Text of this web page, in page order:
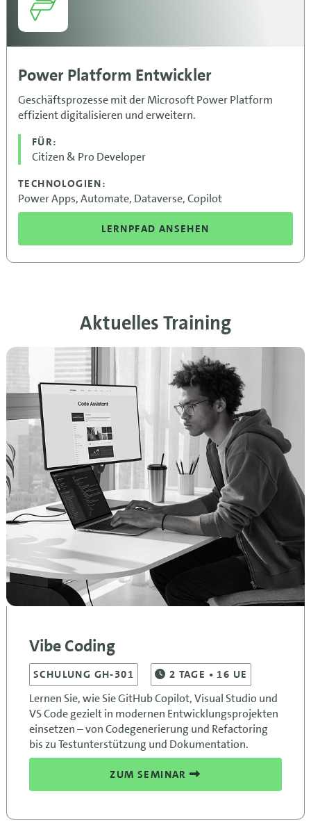
Power Platform Entwickler
Geschäftsprozesse mit der Microsoft Power Platform
effizient digitalisieren und erweitern.
FÜR:
Citizen & Pro Developer
TECHNOLOGIEN:
Power Apps, Automate, Dataverse, Copilot
LERNPFAD ANSEHEN
Aktuelles Training
Vibe Coding
SCHULUNG GH-301 2 TAGE • 16 UE
Lernen Sie, wie Sie GitHub Copilot, Visual Studio und
VS Code gezielt in modernen Entwicklungsprojekten
einsetzen – von Codegenerierung und Refactoring
bis zu Testunterstützung und Dokumentation.
ZUM SEMINAR